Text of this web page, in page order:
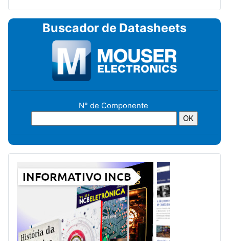
Buscador de Datasheets
N° de Componente